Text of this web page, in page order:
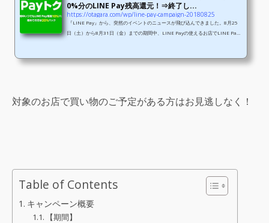
0%分のLINE Pay残高還元！⇒終了し...
https://otagara.com/wp/line-pay-campaign-20180825
『LINE Pay』から、突然のイベントのニュースが飛び込んできました。8月25
日（土）から8月31日（金）までの期間中、LINE Payの使えるお店でLINE Pay
20%分のLINE Pay残高を還元してくれるそうです。このイベントでは、街のお店
対象のお店で買い物のご予定がある方はお見逃しなく！
Table of Contents
キャンペーン概要
【期間】